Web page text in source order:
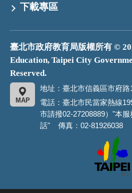
下載專區
臺北市政府教育局版權所有 ©
Education, Taipei City
Reserved.
地址：臺北市信義區市府
MAP
電話：臺北市民當家熱線
市請撥02-27208889）"本
話" 傳真：02-81926038
市
政